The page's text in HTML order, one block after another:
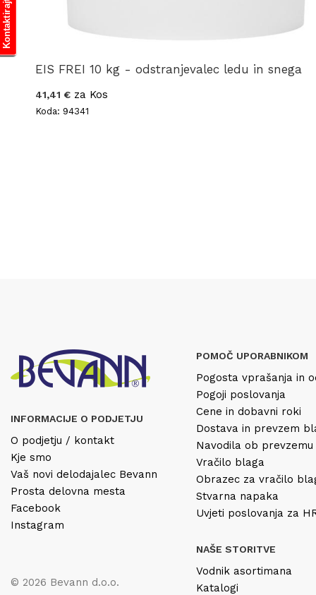
EIS FREI 10 kg - odstranjevalec ledu in snega
41,41 € za Kos
Koda: 94341
INFORMACIJE O PODJETJU
O podjetju / kontakt
Kje smo
Vaš novi delodajalec Bevann
Prosta delovna mesta
Facebook
Instagram
© 2026 Bevann d.o.o.
POMOČ UPORABNIKOM
Pogosta vprašanja in
Pogoji poslovanja
Cene in dobavni roki
Dostava in prevzem
Navodila ob
Vračilo blaga
Obrazec za vračilo
Stvarna napaka
Uvjeti poslovanja za
NAŠE STORITVE
Vodnik asortimana
Katalogi